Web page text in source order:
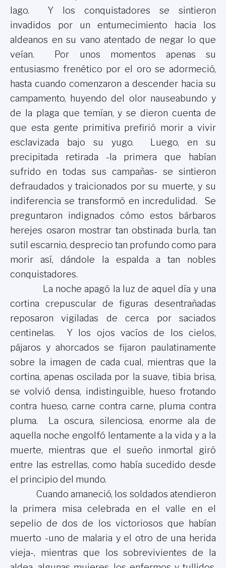
lago. Y los conquistadores se sintieron
invadidos por un entumecimiento hacia los
aldeanos en su vano atentado de negar lo que
veían. Por unos momentos apenas su
entusiasmo frenético por el oro se adormeció,
hasta cuando comenzaron a descender hacia su
campamento, huyendo del olor nauseabundo y
de la plaga que temían, y se dieron cuenta de
que esta gente primitiva prefirió morir a vivir
esclavizada bajo su yugo. Luego, en su
precipitada retirada -la primera que habían
sufrido en todas sus campañas- se sintieron
defraudados y traicionados por su muerte, y su
indiferencia se transformó en incredulidad. Se
preguntaron indignados cómo estos bárbaros
herejes osaron mostrar tan obstinada burla, tan
sutil escarnio, desprecio tan profundo como para
morir así, dándole la espalda a tan nobles
conquistadores.
La noche apagó la luz de aquel día y una
cortina crepuscular de figuras desentrañadas
reposaron vigiladas de cerca por saciados
centinelas. Y los ojos vacíos de los cielos,
pájaros y ahorcados se fijaron paulatinamente
sobre la imagen de cada cual, mientras que la
cortina, apenas oscilada por la suave, tibia brisa,
se volvió densa, indistinguible, hueso frotando
contra hueso, carne contra carne, pluma contra
pluma. La oscura, silenciosa, enorme ala de
aquella noche engolfó lentamente a la vida y a la
muerte, mientras que el sueño inmortal giró
entre las estrellas, como había sucedido desde
el principio del mundo.
Cuando amaneció, los soldados atendieron
la primera misa celebrada en el valle en el
sepelio de dos de los victoriosos que habían
muerto -uno de malaria y el otro de una herida
vieja-, mientras que los sobrevivientes de la